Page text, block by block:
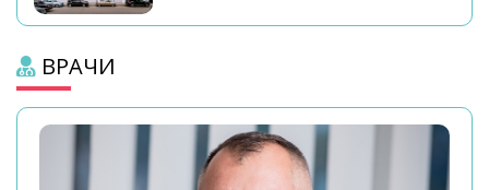
ВРАЧИ